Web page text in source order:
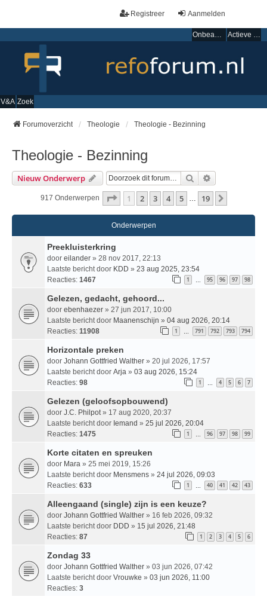
Aanmelden
Registreer
Onbeantwoorde onderwerpen Actieve onderwerpen
V&A Zoek
Forumoverzicht Theologie Theologie - Bezinning
Theologie - Bezinning
Nieuw Onderwerp Zoek
917 Onderwerpen Pagina Van19
1 2 3 4 5 19
Onderwerpen
Preekluisterkring
door eilander » 28 nov 2017, 22:13
Laatste bericht door KDD » 23 aug 2025, 23:54
Reacties: 1467 1 … 95 96 97 98
Gelezen, gedacht, gehoord...
door ebenhaezer » 27 jun 2017, 10:00
Laatste bericht door Maanenschijn » 04 aug 2026, 20:14
Reacties: 11908 1 … 791 792 793 794
Horizontale preken
door Johann Gottfried Walther » 20 jul 2026, 17:57
Laatste bericht door Arja » 03 aug 2026, 15:24
Reacties: 98 1 … 4 5 6 7
Gelezen (geloofsopbouwend)
door J.C. Philpot » 17 aug 2020, 20:37
Laatste bericht door Iemand » 25 jul 2026, 20:04
Reacties: 1475 1 … 96 97 98 99
Korte citaten en spreuken
door Mara » 25 mei 2019, 15:26
Laatste bericht door Mensmens » 24 jul 2026, 09:03
Reacties: 633 1 … 40 41 42 43
Alleengaand (single) zijn is een keuze?
door Johann Gottfried Walther » 16 feb 2026, 09:32
Laatste bericht door DDD » 15 jul 2026, 21:48
Reacties: 87 1 2 3 4 5 6
Zondag 33
door Johann Gottfried Walther » 03 jun 2026, 07:42
Laatste bericht door Vrouwke » 03 jun 2026, 11:00
Reacties: 3